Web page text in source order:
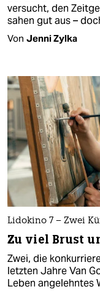
versucht, den
sahen gut aus –
Von Jenni Zylka
Lidokino 7 – Zwei
Zu viel Brust
Zwei, die
letzten Jahre Van
Leben angelehntes